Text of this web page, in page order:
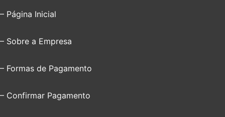
– Página Inicial
– Sobre a Empresa
– Formas de Pagamento
– Confirmar Pagamento